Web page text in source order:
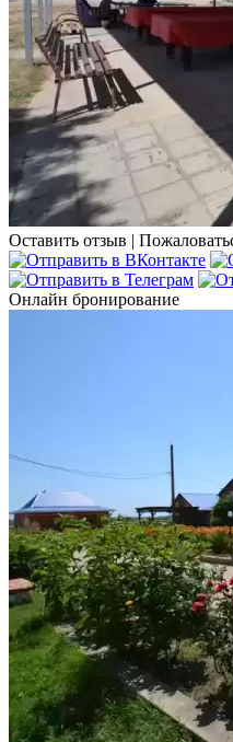
Оставить отзыв |
Онлайн бронирование